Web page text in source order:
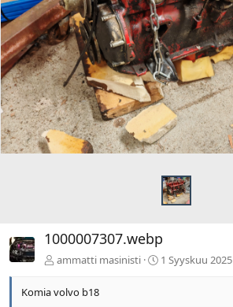
1000007307.webp
ammatti masinisti 1 Syyskuu 2025
Komia volvo b18